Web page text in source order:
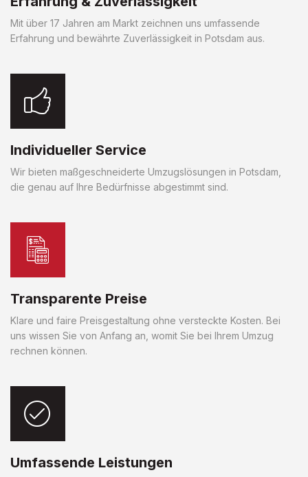
Mit über 17 Jahren am Markt zeichnen uns umfassende
Erfahrung und bewährte Zuverlässigkeit in Potsdam aus.
Individueller Service
Wir bieten maßgeschneiderte Umzugslösungen in Potsdam,
die genau auf Ihre Bedürfnisse abgestimmt sind.
Transparente Preise
Klare und faire Preisgestaltung ohne versteckte Kosten. Bei
uns wissen Sie von Anfang an, womit Sie bei Ihrem Umzug
rechnen können.
Umfassende Leistungen